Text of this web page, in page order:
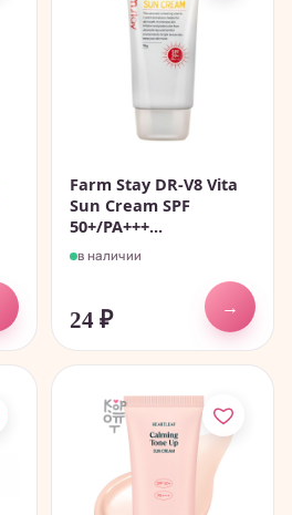
Farm Stay DR-V8 Vita
Sun Cream SPF
50+/PA+++...
в наличии
24 ₽
→